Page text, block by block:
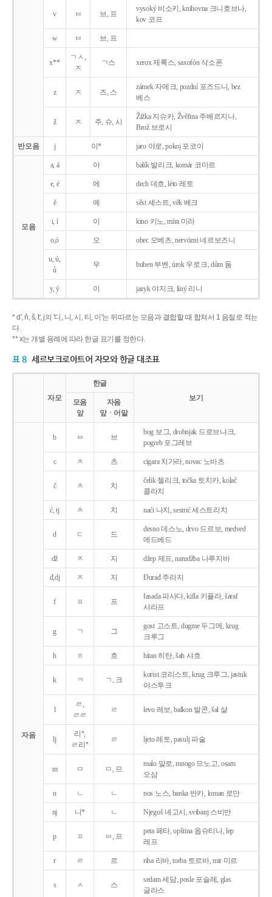
v ㅂ 브, 프
vysoký 비소키, knihovna 크니호브나,
kov 코프
w ㅂ 브, 프
x**
ㄱㅅ,
ㅈ
ㄱ스 xerox 제록스, saxofón 삭소폰
z ㅈ 즈, 스
zámek 자메크, pozdní 포즈드니, bez
베스
ž ㅈ 주, 슈, 시
Žižka 지슈카, Žvěřina 주베르지나,
Brož 브로시
반모음 j 이* jaro 야로, pokoj 포코이
모음
a, á 아 balík 발리크, komár 코마르
e, é 에 dech 데흐, léto 레토
ě 예 sěst 셰스트, věk 베크
i, í 이 kino 키노, míra 미라
o,ó 오 obec 오베츠, nervózni 네르보즈니
u, ú,
ů
우 buben 부벤, úrok 우로크, dům 둠
y, ý 이 jazyk야지크, líný 리니
* d', ň, š, t', j의 '디, 니, 시, 티, 이'는 뒤따르는 모음과 결합할 때 합쳐서 1 음절로 적는
다.
** x는 개별 용례에 따라 한글 표기를 정한다.
표 8 세르보크로아트어 자모와 한글 대조표
자모
한글
보기
모음
앞
자음
앞ㆍ어말
자음
b ㅂ 브
bog 보그, drobnjak 드로브냐크,
pogreb 포그레브
c ㅊ 츠 cigara 치가라, novac 노바츠
č ㅊ 치
čelik 첼리크, točka 토치카, kolač
콜라치
ć, tj ㅊ 치 naći 나치, sestrić 세스트리치
d ㄷ 드
desno 데스노, drvo 드르보, medved
메드베드
dž ㅈ 지 džep 제프, narudžba 나루지바
đ,dj ㅈ 지 Ðurađ 주라지
f ㅍ 프
fasada 파사다, kifla 키플라, šaraf
샤라프
g ㄱ 그
gost 고스트, dugme 두그메, krug
크루그
h ㅎ 흐 hitan 히탄, šah 샤흐
k ㅋ ㄱ, 크
korist 코리스트, krug 크루그, jastuk
야스투크
l
ㄹ,
ㄹㄹ
ㄹ levo 레보, balkon 발콘, šal 샬
lj
리*,
ㄹ리*
ㄹ ljeto 레토, pasulj 파술
m ㅁ ㅁ, 므
malo 말로, mnogo 므노고, osam
오삼
n ㄴ ㄴ nos 노스, banka 반카, loman 로만
nj 니* ㄴ Njegoš 녜고시, svibanj 스비반
p ㅍ ㅂ, 프
peta 페타, opština 옵슈티나, lep
레프
r ㄹ 르 riba 리바, torba 토르바, mir 미르
s ㅅ 스
sedam 세담, posle 포슬레, glas
글라스